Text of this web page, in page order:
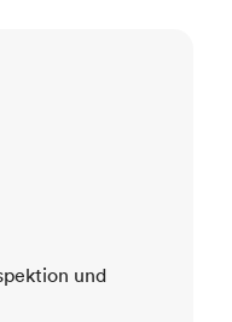
und